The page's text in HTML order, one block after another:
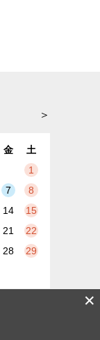
＞
金
土
1
7
8
14
15
21
22
28
29
✕